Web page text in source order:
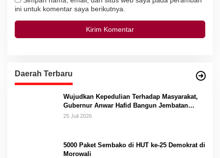
ini untuk komentar saya berikutnya.
Daerah Terbaru
Wujudkan Kepedulian Terhadap Masyarakat,
Gubernur Anwar Hafid Bangun Jembatan
Gantung Masungkang dengan Dana Pribadi
25 Juli 2026
5000 Paket Sembako di HUT ke-25 Demokrat di
Morowali